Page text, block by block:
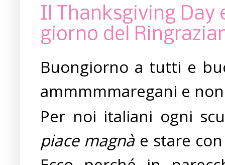
Il Thanksgiving Day
giorno del
Buongiorno a tutti e
ammmmmaregani e
Per noi italiani ogni
piace magnàe stare